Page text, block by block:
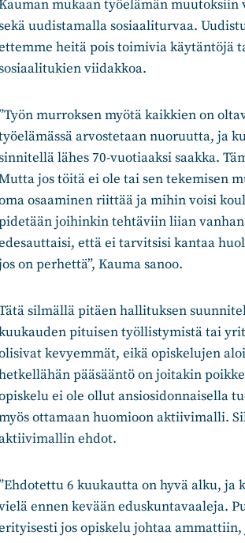
mukaan työelämän
uudistamalla sosiaaliturvaa.
heitä pois toimivia käytäntöjä
viidakkoa.
murroksen myötä kaikkien on
arvostetaan nuoruutta, ja
lähes 70-vuotiaaksi saakka.
jos töitä ei ole tai sen tekemisen
osaaminen riittää ja mihin voisi
joihinkin tehtäviin liian
että ei tarvitsisi kantaa
on perhettä”, Kauma sanoo.
silmällä pitäen hallituksen
pituisen työllistymistä tai
kevyemmät, eikä opiskelujen
pääsääntö on joitakin
ei ole ollut ansiosidonnaisella
ottamaan huomioon aktiivimalli.
ehdot.
6 kuukautta on hyvä alku, ja
ennen kevään eduskuntavaaleja.
jos opiskelu johtaa ammattiin,